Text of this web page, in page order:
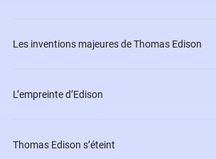
Les inventions majeures de Thomas Edison
L’empreinte d’Edison
Thomas Edison s’éteint